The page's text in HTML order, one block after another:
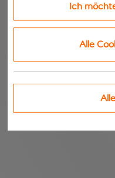
Ich
Alle